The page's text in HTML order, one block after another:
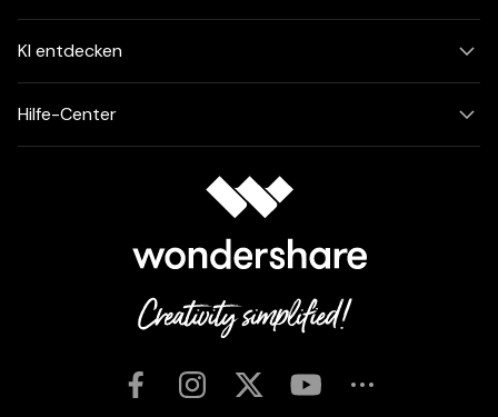
KI entdecken
Hilfe-Center